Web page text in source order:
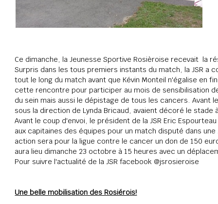
Ce dimanche, la Jeunesse Sportive Rosièroise recevait  la
Surpris dans les tous premiers instants du match, la JSR a
tout le long du match avant que Kévin Monteil n'égalise en
cette rencontre pour participer au mois de sensibilisation
du sein mais aussi le dépistage de tous les cancers. Avant
sous la direction de Lynda Bricaud, avaient décoré le
Avant le coup d'envoi, le président de la JSR Eric
aux capitaines des équipes pour un match disputé dans
action sera pour la ligue contre le cancer un don de 150
aura lieu dimanche 23 octobre à 15 heures avec un
Pour suivre l'actualité de la JSR facebook @jsrosieroise
Une belle mobilisation des Rosiérois!